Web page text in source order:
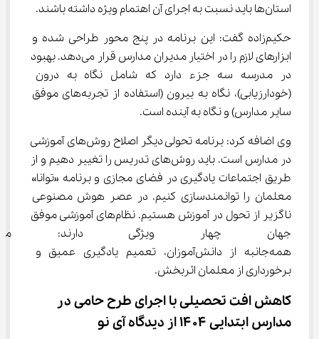
استان‌ها باید نسبت به اجرای آن اهتمام ویژه داشته باشند.
حکیم‌زاده گفت: این برنامه در پنج محور طراحی شده و
ابزارهای لازم را در اختیار مدیران مدارس قرار می‌دهد. بهبود
در مدرسه سه جزء دارد که شامل نگاه به درون
(خودارزیابی)، نگاه به بیرون (استفاده از تجربه‌های موفق
سایر مدارس) و نگاه به آینده است.
وی اضافه کرد: برنامه تحولی دیگر اصلاح روش‌های آموزشی
در مدارس است. باید روش‌های تدریس را تغییر دهیم و از
طریق اجتماعات یادگیری در فضای مجازی و برنامه «توانا»
معلمان را توانمندسازی کنیم. در عصر هوش مصنوعی
ناگزیر از تحول در آموزش هستیم. نظام‌های آموزشی موفق
جهان چهار ویژگی دارند:
همه‌جانبه از دانش‌آموزان، تعمیم یادگیری عمیق و
برخورداری از معلمان اثربخش.
کاهش افت تحصیلی با اجرای طرح حامی در
مدارس ابتدایی ۱۴۰۴ از دیدگاه آی نو